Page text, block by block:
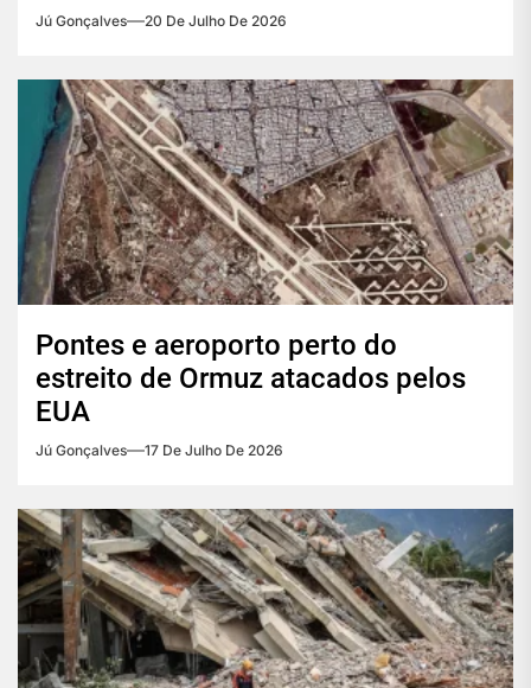
Jú Gonçalves 20 De Julho De 2026
Pontes e aeroporto perto do
estreito de Ormuz atacados pelos
EUA
Jú Gonçalves 17 De Julho De 2026